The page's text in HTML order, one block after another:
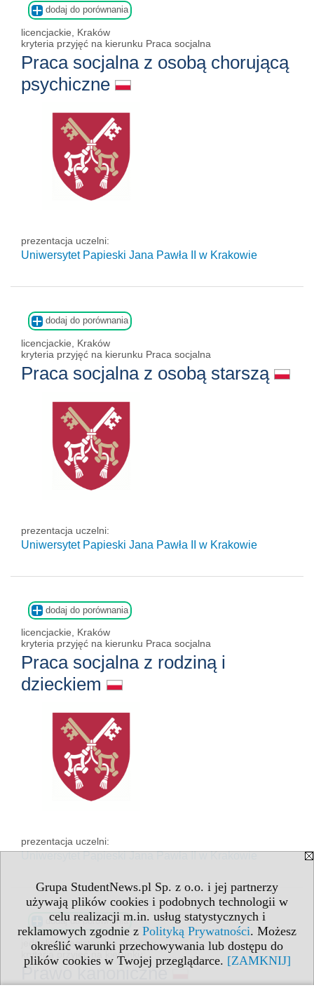
Grupa StudentNews.pl Sp. z o.o. i jej partnerzy
używają plików cookies i podobnych technologii w
celu realizacji m.in. usług statystycznych i
reklamowych zgodnie z Polityką Prywatności. Możesz
określić warunki przechowywania lub dostępu do
plików cookies w Twojej przeglądarce. [ZAMKNIJ]
dodaj do porównania
licencjackie, Kraków
kryteria przyjęć na kierunku Praca socjalna
Praca socjalna z osobą chorującą
psychiczne
prezentacja uczelni:
Uniwersytet Papieski Jana Pawła II w Krakowie
dodaj do porównania
licencjackie, Kraków
kryteria przyjęć na kierunku Praca socjalna
Praca socjalna z osobą starszą
prezentacja uczelni:
Uniwersytet Papieski Jana Pawła II w Krakowie
dodaj do porównania
licencjackie, Kraków
kryteria przyjęć na kierunku Praca socjalna
Praca socjalna z rodziną i
dzieckiem
prezentacja uczelni:
Uniwersytet Papieski Jana Pawła IIw Krakowie
dodaj do porównania
jednolite magisterskie, Kraków
kryteria przyjęć na kierunku:
Prawo kanoniczne